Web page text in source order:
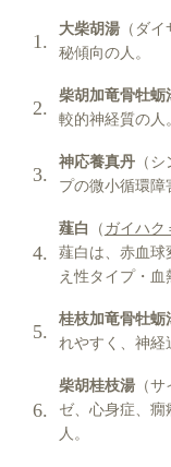
大柴胡湯（ダイ
秘傾向の人。
柴胡加竜骨牡蛎
較的神経質の人
神応養真丹（シ
プの微小循環障
薤白 （ ガイハク
薤白は、赤血球
え性タイプ・血
桂枝加竜骨牡蛎
れやすく、神経
柴胡桂枝湯（サ
ゼ、心身症、癇
人。